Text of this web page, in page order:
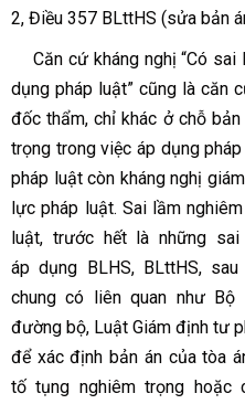
2, Điều 357 BLttHS (sửa bản
Căn cứ kháng nghị“Có sai
dụng pháp luật” cũng là căn
đốc thẩm, chỉ khác ở chỗ
trọng trong việc áp dụng
pháp luật còn kháng nghị
lực pháp luật. Sai lầm
luật, trước hết là những
áp dụng BLHS, BLttHS,
chung có liên quan như
đường bộ, Luật Giám định tư
để xác định bản án của tòa
tố tụng nghiêm trọng hoặc